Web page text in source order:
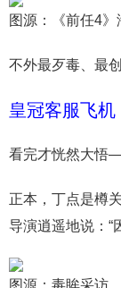
图源：《前任4》
不外最歹毒、最
皇冠客服飞
看完才恍然大
正本，丁点是樽
导演逍遥地说：“
图源：毒眸采访